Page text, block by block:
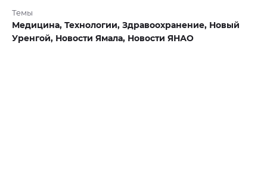
Темы
Медицина, Технологии, Здравоохранение, Новый
Уренгой, Новости Ямала, Новости ЯНАО